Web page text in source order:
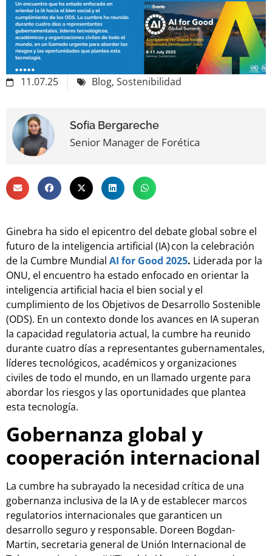
11.07.25 Blog, Sostenibilidad
Sofía Bergareche
Senior Manager de Forética
Ginebra ha sido el epicentro del debate global sobre el
futuro de la inteligencia artificial (IA) con la celebración
de la Cumbre Mundial AI for Good 2025. Liderada por la
ONU, el encuentro ha estado enfocado en orientar la
inteligencia artificial hacia el bien social y el
cumplimiento de los Objetivos de Desarrollo Sostenible
(ODS). En un contexto donde los avances en IA superan
la capacidad regulatoria actual, la cumbre ha reunido
durante cuatro días a representantes gubernamentales,
líderes tecnológicos, académicos y organizaciones
civiles de todo el mundo, en un llamado urgente para
abordar los riesgos y las oportunidades que plantea
esta tecnología.
Gobernanza global y
cooperación internacional
La cumbre ha subrayado la necesidad crítica de una
gobernanza inclusiva de la IA y de establecer marcos
regulatorios internacionales que garanticen un
desarrollo seguro y responsable. Doreen Bogdan-
Martin, secretaria general de Unión Internacional de